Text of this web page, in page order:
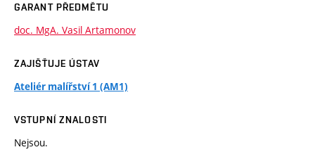
GARANT PŘEDMĚTU
doc. MgA. Vasil Artamonov
ZAJIŠŤUJE ÚSTAV
Ateliér malířství 1 (AM1)
VSTUPNÍ ZNALOSTI
Nejsou.